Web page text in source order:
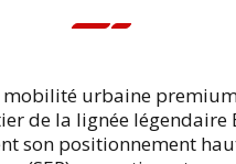
mobilité urbaine
de la lignée
son positionnement